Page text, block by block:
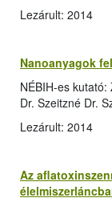
Lezárult: 2014
Nanoanyagok
NÉBIH-es
Dr. Szeitzné Dr.
Lezárult: 2014
Az